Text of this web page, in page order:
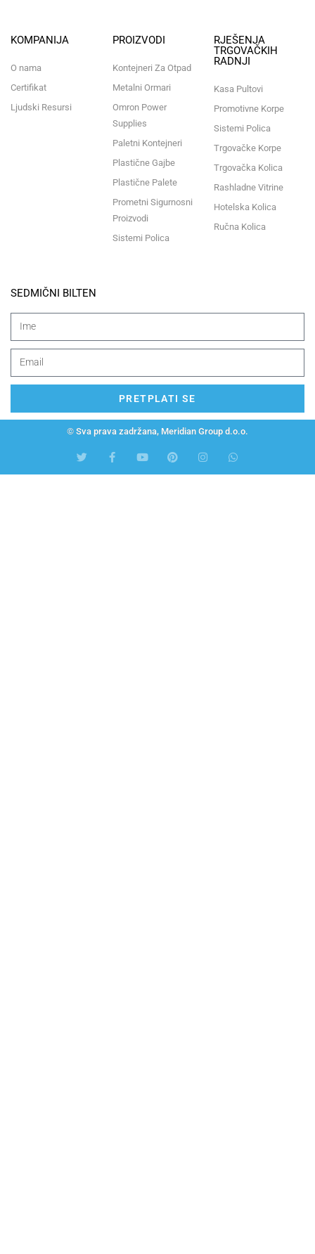
KOMPANIJA
O nama
Certifikat
Ljudski Resursi
PROIZVODI
Kontejneri Za Otpad
Metalni Ormari
Omron Power
Supplies
Paletni Kontejneri
Plastične Gajbe
Plastične Palete
Prometni Sigurnosni
Proizvodi
Sistemi Polica
RJEŠENJA
TRGOVAČKIH
RADNJI
Kasa Pultovi
Promotivne Korpe
Sistemi Polica
Trgovačke Korpe
Trgovačka Kolica
Rashladne Vitrine
Hotelska Kolica
Ručna Kolica
SEDMIČNI BILTEN
PRETPLATI SE
© Sva prava zadržana, Meridian Group d.o.o.